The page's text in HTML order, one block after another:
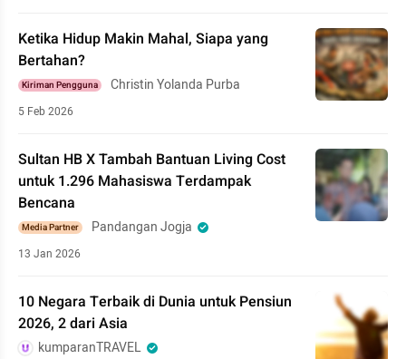
Ketika Hidup Makin Mahal, Siapa yang
Bertahan?
Kiriman Pengguna Christin Yolanda Purba
5 Feb 2026
Sultan HB X Tambah Bantuan Living Cost
untuk 1.296 Mahasiswa Terdampak
Bencana
Media Partner Pandangan Jogja
13 Jan 2026
10 Negara Terbaik di Dunia untuk Pensiun
2026, 2 dari Asia
kumparanTRAVEL